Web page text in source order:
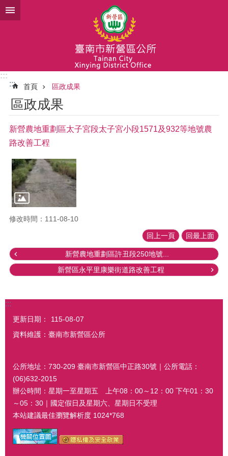
跳到主要內容區塊
:::
:::
首頁 區政成果
區政成果
新營農地重劃區太子宮段太子宮小段1571及932等地號農
路改善工程
修改時間：111-08-10
回上一頁 回最上面
新營農地重劃區許丑段250地號...
新營區永平里康樂街道路改善工程
:::
更新日期：
115-08-07
資料維護：臺南市新營區公所
公所地址：730-209 臺南市新營區中正路30號｜公所電話：
(06)632-2015
辦公時間：星期一至星期五 上午08：00～12：00 下午01：30
～05：30｜國定假日及星期六、星期日不受理
本站建議最佳瀏覽解析度 1024*768